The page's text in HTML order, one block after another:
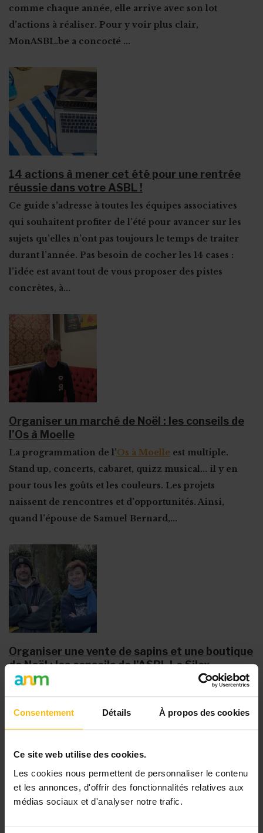
Consentement Détails À propos des cookies
Ce site web utilise des cookies.
Les cookies nous permettent de personnaliser le contenu
et les annonces, d'offrir des fonctionnalités relatives aux
médias sociaux et d'analyser notre trafic.
comme chaque année, elle arrive avec son lot
d’actions à réaliser. Pour y voir plus clair,
MonASBL.be a concocté ...
14 actions à mener cet été pour une rentrée
réussie dans votre ASBL !
Ce guide s’adresse à toutes les équipes associatives
qui souhaitent profiter de l’été pour avancer sur les
sujets qu’elles n’ont pas toujours le temps de traiter
durant l’année. Pas besoin de cocher les 14 cases :
l’idée est avant tout de vous proposer des pistes
concrètes, à...
Organiser un marché de Noël : les conseils de
l’Os à Moelle
La programmation de l’Os à Moelle est multiple.
Stand up, concerts, cabaret, quizz musical... il y en
pour tous les goûts et les couleurs. Les projets
naissent de rencontres et d’opportunités. Ainsi,
quand l’épouse de Samuel Bernard,...
Organiser une vente de sapins et une boutique
de Noël : les conseils de l’ASBL Le Silex
LeSilex , c'est l'histoire d'un groupe d'amis qui lance,
en 1974, une ASBL. Son objectif est de promouvoir
l’inclusion des personnes porteuses de handicap à
travers des activités de loisirs.
Le hasard a voulu que l’année...